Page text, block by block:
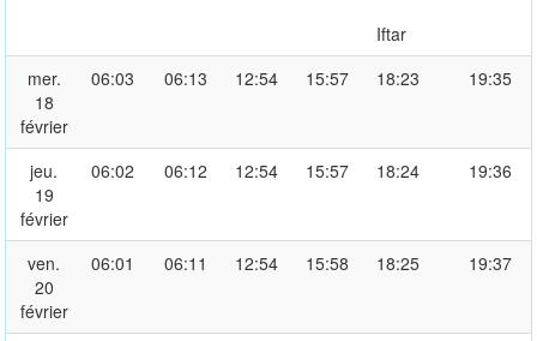
Iftar
mer.
18
février
06:03 06:13 12:54 15:57 18:23 19:35
jeu.
19
février
06:02 06:12 12:54 15:57 18:24 19:36
ven.
20
février
06:01 06:11 12:54 15:58 18:25 19:37